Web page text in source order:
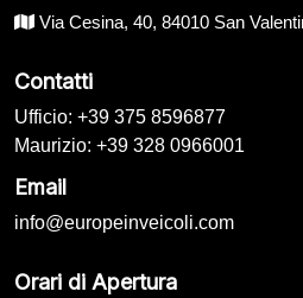
Via Cesina, 40, 84010 San
Contatti
Ufficio: +39 375 8596877
Maurizio: +39 328 0966001
Email
info@europeinveicoli.com
Orari di Apertura